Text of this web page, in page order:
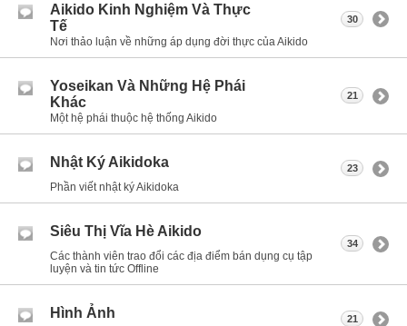
Aikido Kinh Nghiệm Và Thực
Tế
Nơi thảo luận về những áp dụng đời thực của Aikido
30
Yoseikan Và Những Hệ Phái
Khác
Một hệ phái thuộc hệ thống Aikido
21
Nhật Ký Aikidoka
Phần viết nhật ký Aikidoka
23
Siêu Thị Vĩa Hè Aikido
Các thành viên trao đổi các địa điểm bán dụng cụ tập
luyện và tin tức Offline
34
Hình Ảnh 21